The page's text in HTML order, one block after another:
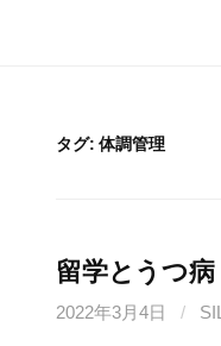
タグ:体調管理
留学とうつ病
2022年3月4日 /